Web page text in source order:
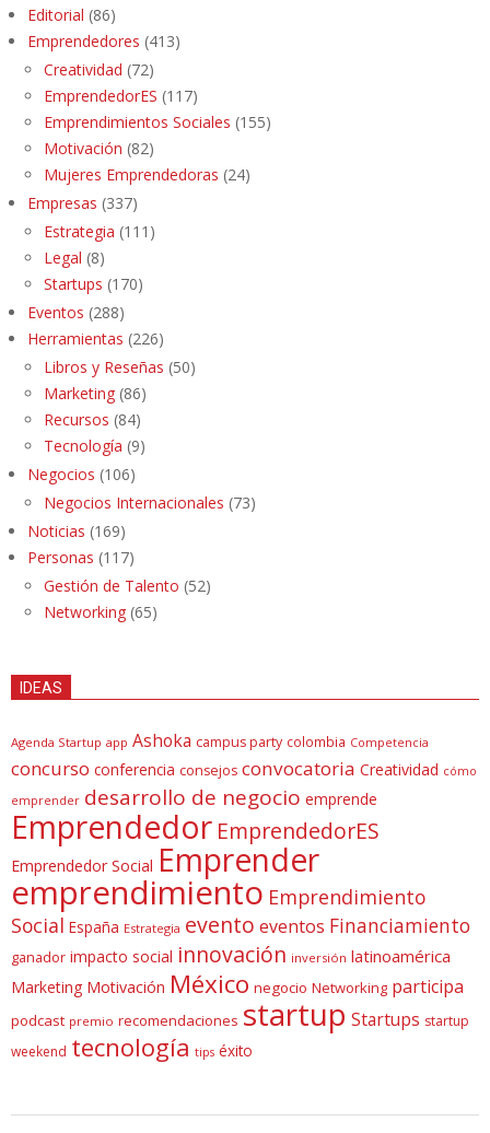
Editorial (86)
Emprendedores (413)
Creatividad (72)
EmprendedorES (117)
Emprendimientos Sociales (155)
Motivación (82)
Mujeres Emprendedoras (24)
Empresas (337)
Estrategia (111)
Legal (8)
Startups (170)
Eventos (288)
Herramientas (226)
Libros y Reseñas (50)
Marketing (86)
Recursos (84)
Tecnología (9)
Negocios (106)
Negocios Internacionales (73)
Noticias (169)
Personas (117)
Gestión de Talento (52)
Networking (65)
IDEAS
Agenda Startup app Ashoka campus party colombia Competencia
concurso conferencia consejos convocatoria Creatividad cómo
emprender desarrollo de negocio emprende
Emprendedor EmprendedorES
Emprendedor Social Emprender
emprendimiento Emprendimiento
Social España Estrategia evento eventos Financiamiento
ganador impacto social innovación inversión latinoamérica
Marketing Motivación México negocio Networking participa
podcast premio recomendaciones startup Startups startup
weekend tecnología tips éxito